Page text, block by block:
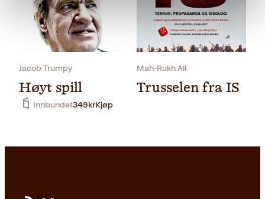
Innbundet
Jacob Trumpy
Høyt spill
Innbundet349krKjøp
Mah-Rukh Ali
Trusselen fra IS